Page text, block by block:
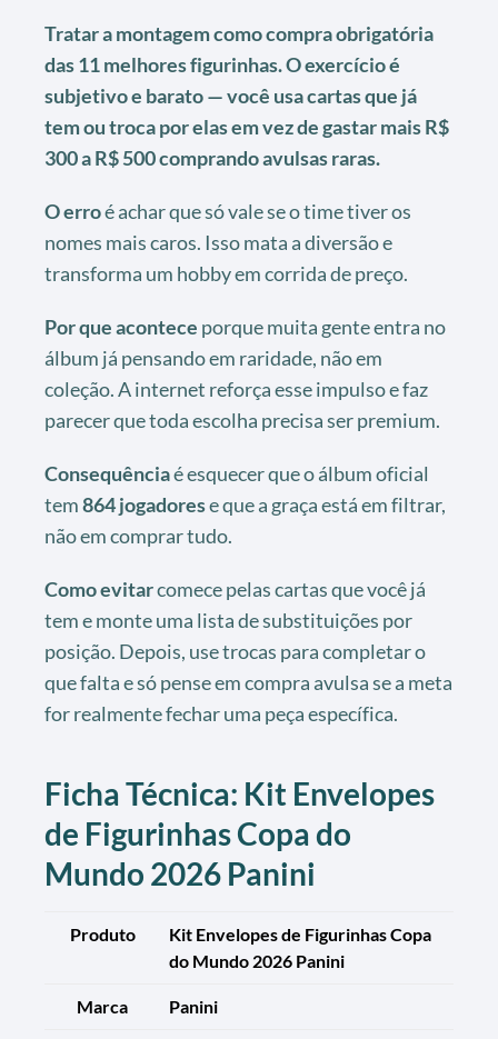
Tratar a montagem como compra obrigatória
das 11 melhores figurinhas. O exercício é
subjetivo e barato — você usa cartas que já
tem ou troca por elas em vez de gastar mais R$
300 a R$ 500 comprando avulsas raras.
O erroé achar que só vale se o time tiver os
nomes mais caros. Isso mata a diversão e
transforma um hobby em corrida de preço.
Por que acontece porque muita gente entra no
álbum já pensando em raridade, não em
coleção. A internet reforça esse impulso e faz
parecer que toda escolha precisa ser premium.
Consequênciaé esquecer que o álbum oficial
tem864 jogadorese que a graça está em filtrar,
não em comprar tudo.
Como evitarcomece pelas cartas que você já
tem e monte uma lista de substituições por
posição. Depois, use trocas para completar o
que falta e só pense em compra avulsa se a meta
for realmente fechar uma peça específica.
Ficha Técnica: Kit Envelopes
de Figurinhas Copa do
Mundo 2026 Panini
Produto
Kit Envelopes de Figurinhas Copa
do Mundo 2026 Panini
Marca Panini